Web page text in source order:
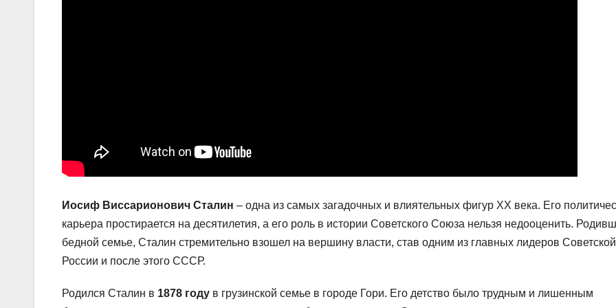
Иосиф Виссарионович Сталин – одна из самых загадочных и влиятельных фигур XX века. Его
карьера простирается на десятилетия, а его роль в истории Советского Союза нельзя недооценить.
бедной семье, Сталин стремительно взошел на вершину власти, став одним из главных лидеров Советской
России и после этого СССР.
Родился Сталин в 1878 году в грузинской семье в городе Гори. Его детство было трудным и лишенным